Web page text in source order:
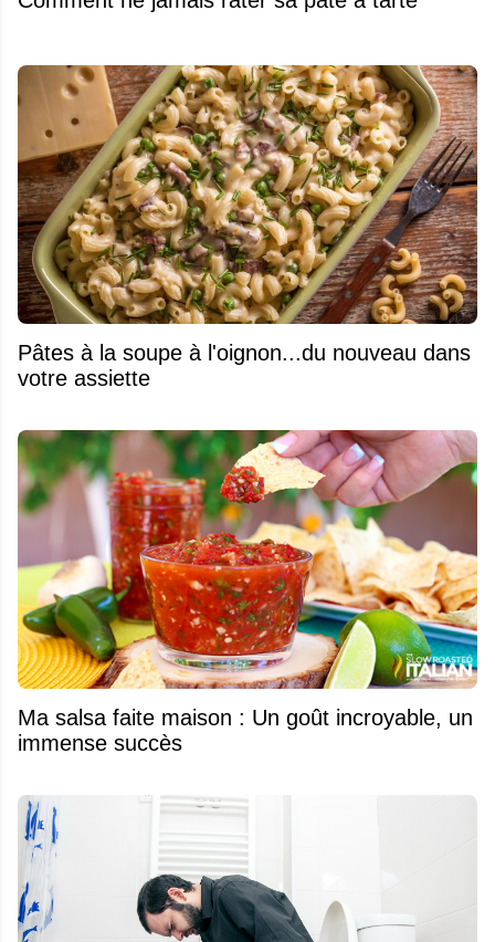
Pâtes à la soupe à l'oignon...du nouveau dans
votre assiette
Ma salsa faite maison : Un goût incroyable, un
immense succès